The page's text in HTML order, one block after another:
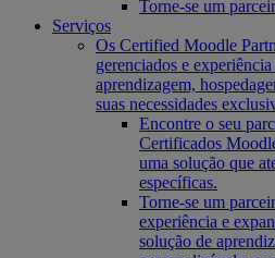
Torne-se um
Serviços
Os Certified Moodle
gerenciados e
aprendizagem,
suas necessidades
Encontre o seu
Certificados
uma solução que
específicas.
Torne-se um
experiência e
solução de